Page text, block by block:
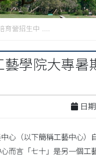
育營招生中 ....
學院大專暑
日
心（以下簡稱工藝中心
而言「七十」是另一個